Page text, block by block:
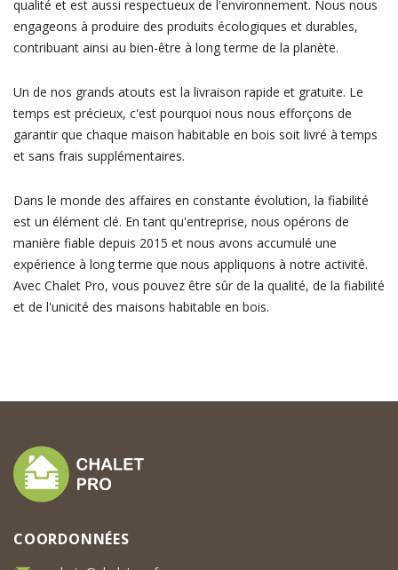
qualité et est aussi respectueux de l'environnement. Nous nous
engageons à produire des produits écologiques et durables,
contribuant ainsi au bien-être à long terme de la planète.
Un de nos grands atouts est la livraison rapide et gratuite. Le
temps est précieux, c'est pourquoi nous nous efforçons de
garantir que chaque maison habitable en bois soit livré à temps
et sans frais supplémentaires.
Dans le monde des affaires en constante évolution, la fiabilité
est un élément clé. En tant qu'entreprise, nous opérons de
manière fiable depuis 2015 et nous avons accumulé une
expérience à long terme que nous appliquons à notre activité.
Avec Chalet Pro, vous pouvez être sûr de la qualité, de la fiabilité
et de l'unicité des maisons habitable en bois.
COORDONNÉES